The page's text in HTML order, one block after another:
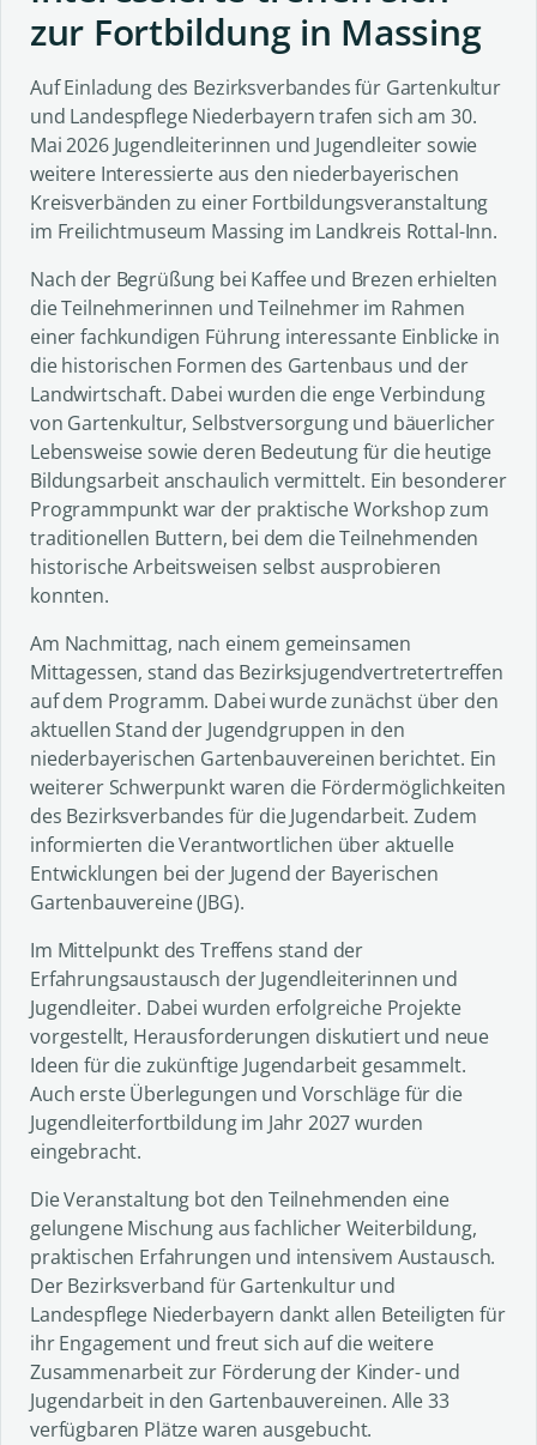
zur Fortbildung in Massing
Auf Einladung des Bezirksverbandes für Gartenkultur
und Landespflege Niederbayern trafen sich am 30.
Mai 2026 Jugendleiterinnen und Jugendleiter sowie
weitere Interessierte aus den niederbayerischen
Kreisverbänden zu einer Fortbildungsveranstaltung
im Freilichtmuseum Massing im Landkreis Rottal-Inn.
Nach der Begrüßung bei Kaffee und Brezen erhielten
die Teilnehmerinnen und Teilnehmer im Rahmen
einer fachkundigen Führung interessante Einblicke in
die historischen Formen des Gartenbaus und der
Landwirtschaft. Dabei wurden die enge Verbindung
von Gartenkultur, Selbstversorgung und bäuerlicher
Lebensweise sowie deren Bedeutung für die heutige
Bildungsarbeit anschaulich vermittelt. Ein besonderer
Programmpunkt war der praktische Workshop zum
traditionellen Buttern, bei dem die Teilnehmenden
historische Arbeitsweisen selbst ausprobieren
konnten.
Am Nachmittag, nach einem gemeinsamen
Mittagessen, stand das Bezirksjugendvertretertreffen
auf dem Programm. Dabei wurde zunächst über den
aktuellen Stand der Jugendgruppen in den
niederbayerischen Gartenbauvereinen berichtet. Ein
weiterer Schwerpunkt waren die Fördermöglichkeiten
des Bezirksverbandes für die Jugendarbeit. Zudem
informierten die Verantwortlichen über aktuelle
Entwicklungen bei der Jugend der Bayerischen
Gartenbauvereine (JBG).
Im Mittelpunkt des Treffens stand der
Erfahrungsaustausch der Jugendleiterinnen und
Jugendleiter. Dabei wurden erfolgreiche Projekte
vorgestellt, Herausforderungen diskutiert und neue
Ideen für die zukünftige Jugendarbeit gesammelt.
Auch erste Überlegungen und Vorschläge für die
Jugendleiterfortbildung im Jahr 2027 wurden
eingebracht.
Die Veranstaltung bot den Teilnehmenden eine
gelungene Mischung aus fachlicher Weiterbildung,
praktischen Erfahrungen und intensivem Austausch.
Der Bezirksverband für Gartenkultur und
Landespflege Niederbayern dankt allen Beteiligten für
ihr Engagement und freut sich auf die weitere
Zusammenarbeit zur Förderung der Kinder- und
Jugendarbeit in den Gartenbauvereinen. Alle 33
verfügbaren Plätze waren ausgebucht.